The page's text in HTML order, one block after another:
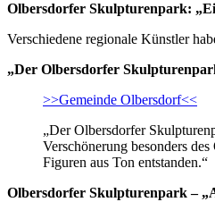
Olbersdorfer Skulpturenpark:
Verschiedene regionale Künstler
„Der Olbersdorfer
>>Gemeinde Olbersdorf<<
„Der Olbersdorfer
Verschönerung besonders
Figuren aus Ton entstanden.“
Olbersdorfer Skulpturenpark –